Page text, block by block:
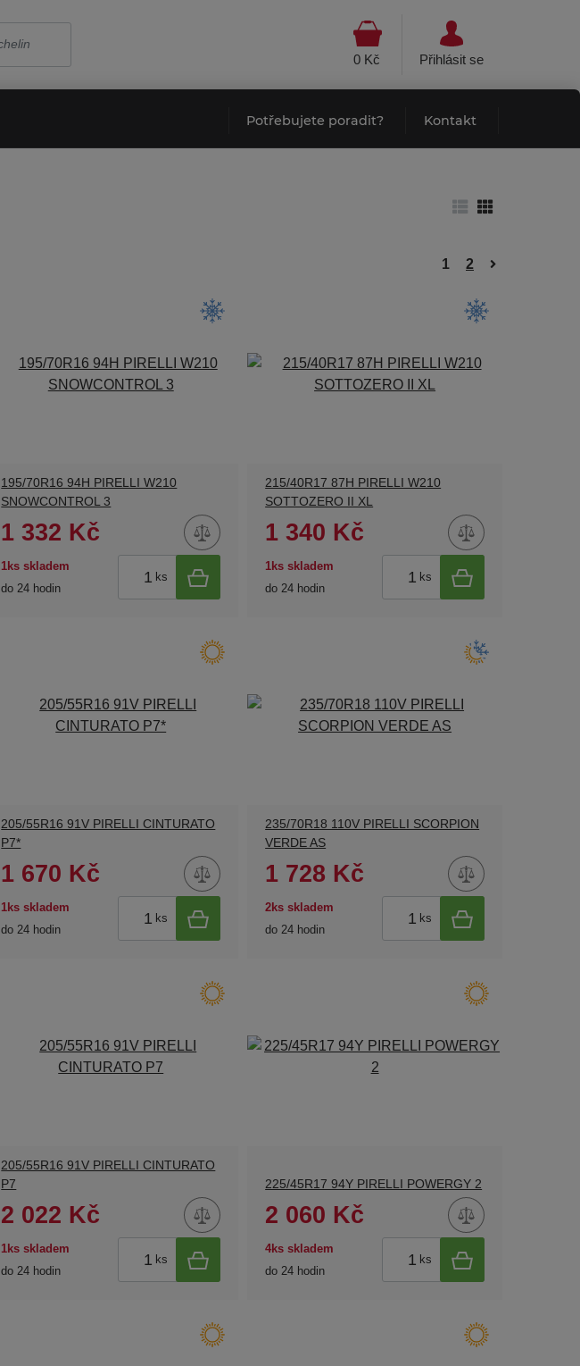
0 Kč Přihlásit se
Potřebujete poradit? Kontakt
1 2
195/70R16 94H PIRELLI W210
SNOWCONTROL 3
1 332 Kč
1ks skladem
do 24 hodin
ks
215/40R17 87H PIRELLI W210
SOTTOZERO II XL
1 340 Kč
1ks skladem
do 24 hodin
ks
205/55R16 91V PIRELLI CINTURATO
P7*
1 670 Kč
1ks skladem
do 24 hodin
ks
235/70R18 110V PIRELLI SCORPION
VERDE AS
1 728 Kč
2ks skladem
do 24 hodin
ks
205/55R16 91V PIRELLI CINTURATO
P7
2 022 Kč
1ks skladem
do 24 hodin
ks
225/45R17 94Y PIRELLI POWERGY 2
2 060 Kč
4ks skladem
do 24 hodin
ks